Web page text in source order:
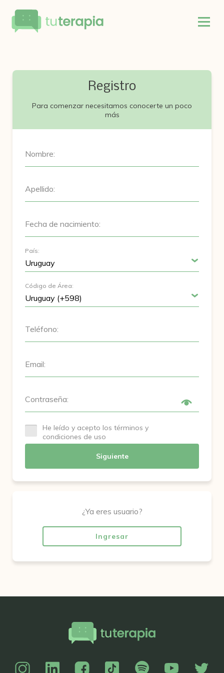
Registro
Para comenzar necesitamos conocerte un poco
más
Nombre:
Apellido:
Fecha de nacimiento:
País:
Código de Área:
Teléfono:
Email:
Contraseña:
He leído y acepto los términos y
condiciones de uso
Siguiente
¿Ya eres usuario?
Ingresar